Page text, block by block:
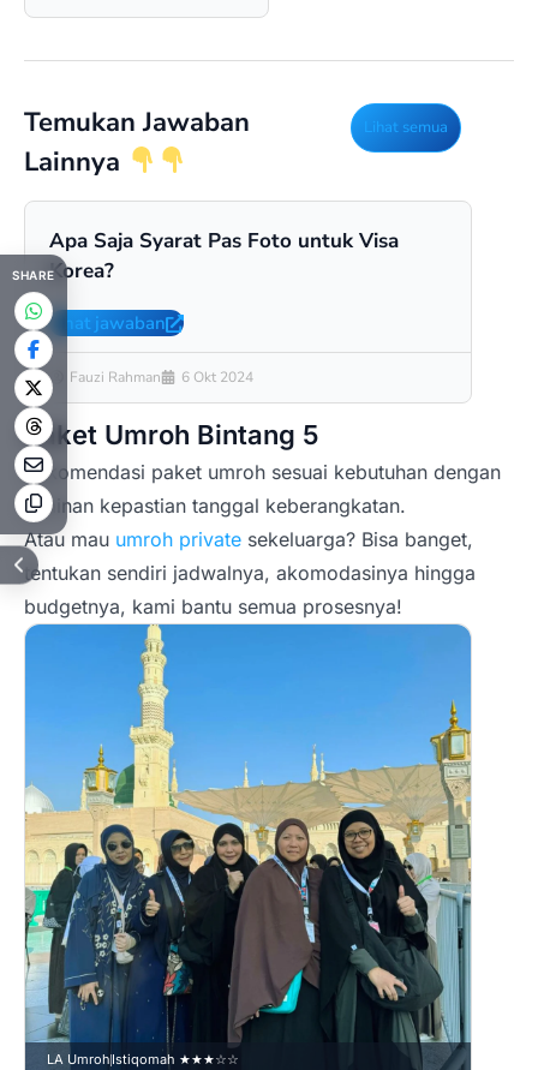
Temukan Jawaban
Lainnya
Lihat semua
Apa Saja Syarat Pas Foto untuk Visa
Korea?
Lihat jawaban
Fauzi Rahman 6 Okt 2024
Paket Umroh Bintang 5
Rekomendasi paket umroh sesuai kebutuhan dengan
jaminan kepastian tanggal keberangkatan.
Atau mau umroh private sekeluarga? Bisa banget,
tentukan sendiri jadwalnya, akomodasinya hingga
budgetnya, kami bantu semua prosesnya!
LA Umroh Istiqomah ★★★☆☆
SHARE